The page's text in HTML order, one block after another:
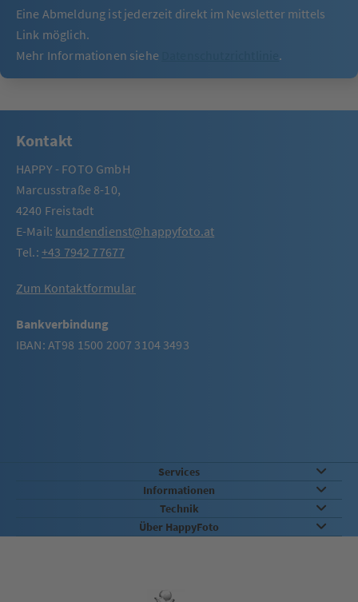
Eine Abmeldung ist jederzeit direkt im Newsletter mittels
Link möglich.
Mehr Informationen siehe
.
Kontakt
HAPPY - FOTO GmbH
Marcusstraße 8-10,
4240 Freistadt
E-Mail: kundendienst@happyfoto.at
Tel.: +43 7942 77677
Zum Kontaktformular
Bankverbindung
IBAN: AT98 1500 2007 3104 3493
Services
Informationen
Technik
Über HappyFoto